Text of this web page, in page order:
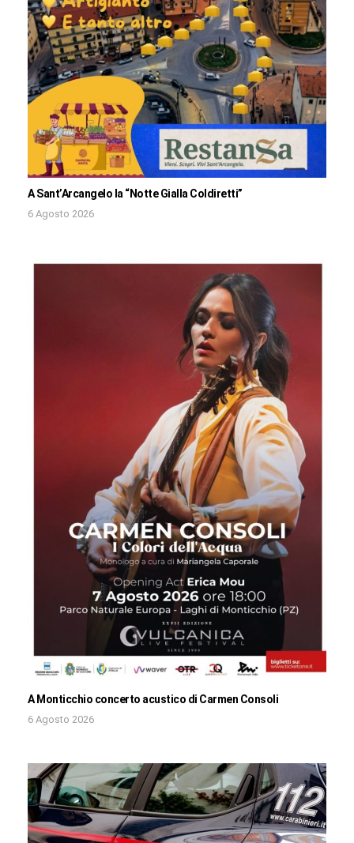
A Sant’Arcangelo la “Notte Gialla Coldiretti”
6 Agosto 2026
A Monticchio concerto acustico di Carmen Consoli
6 Agosto 2026